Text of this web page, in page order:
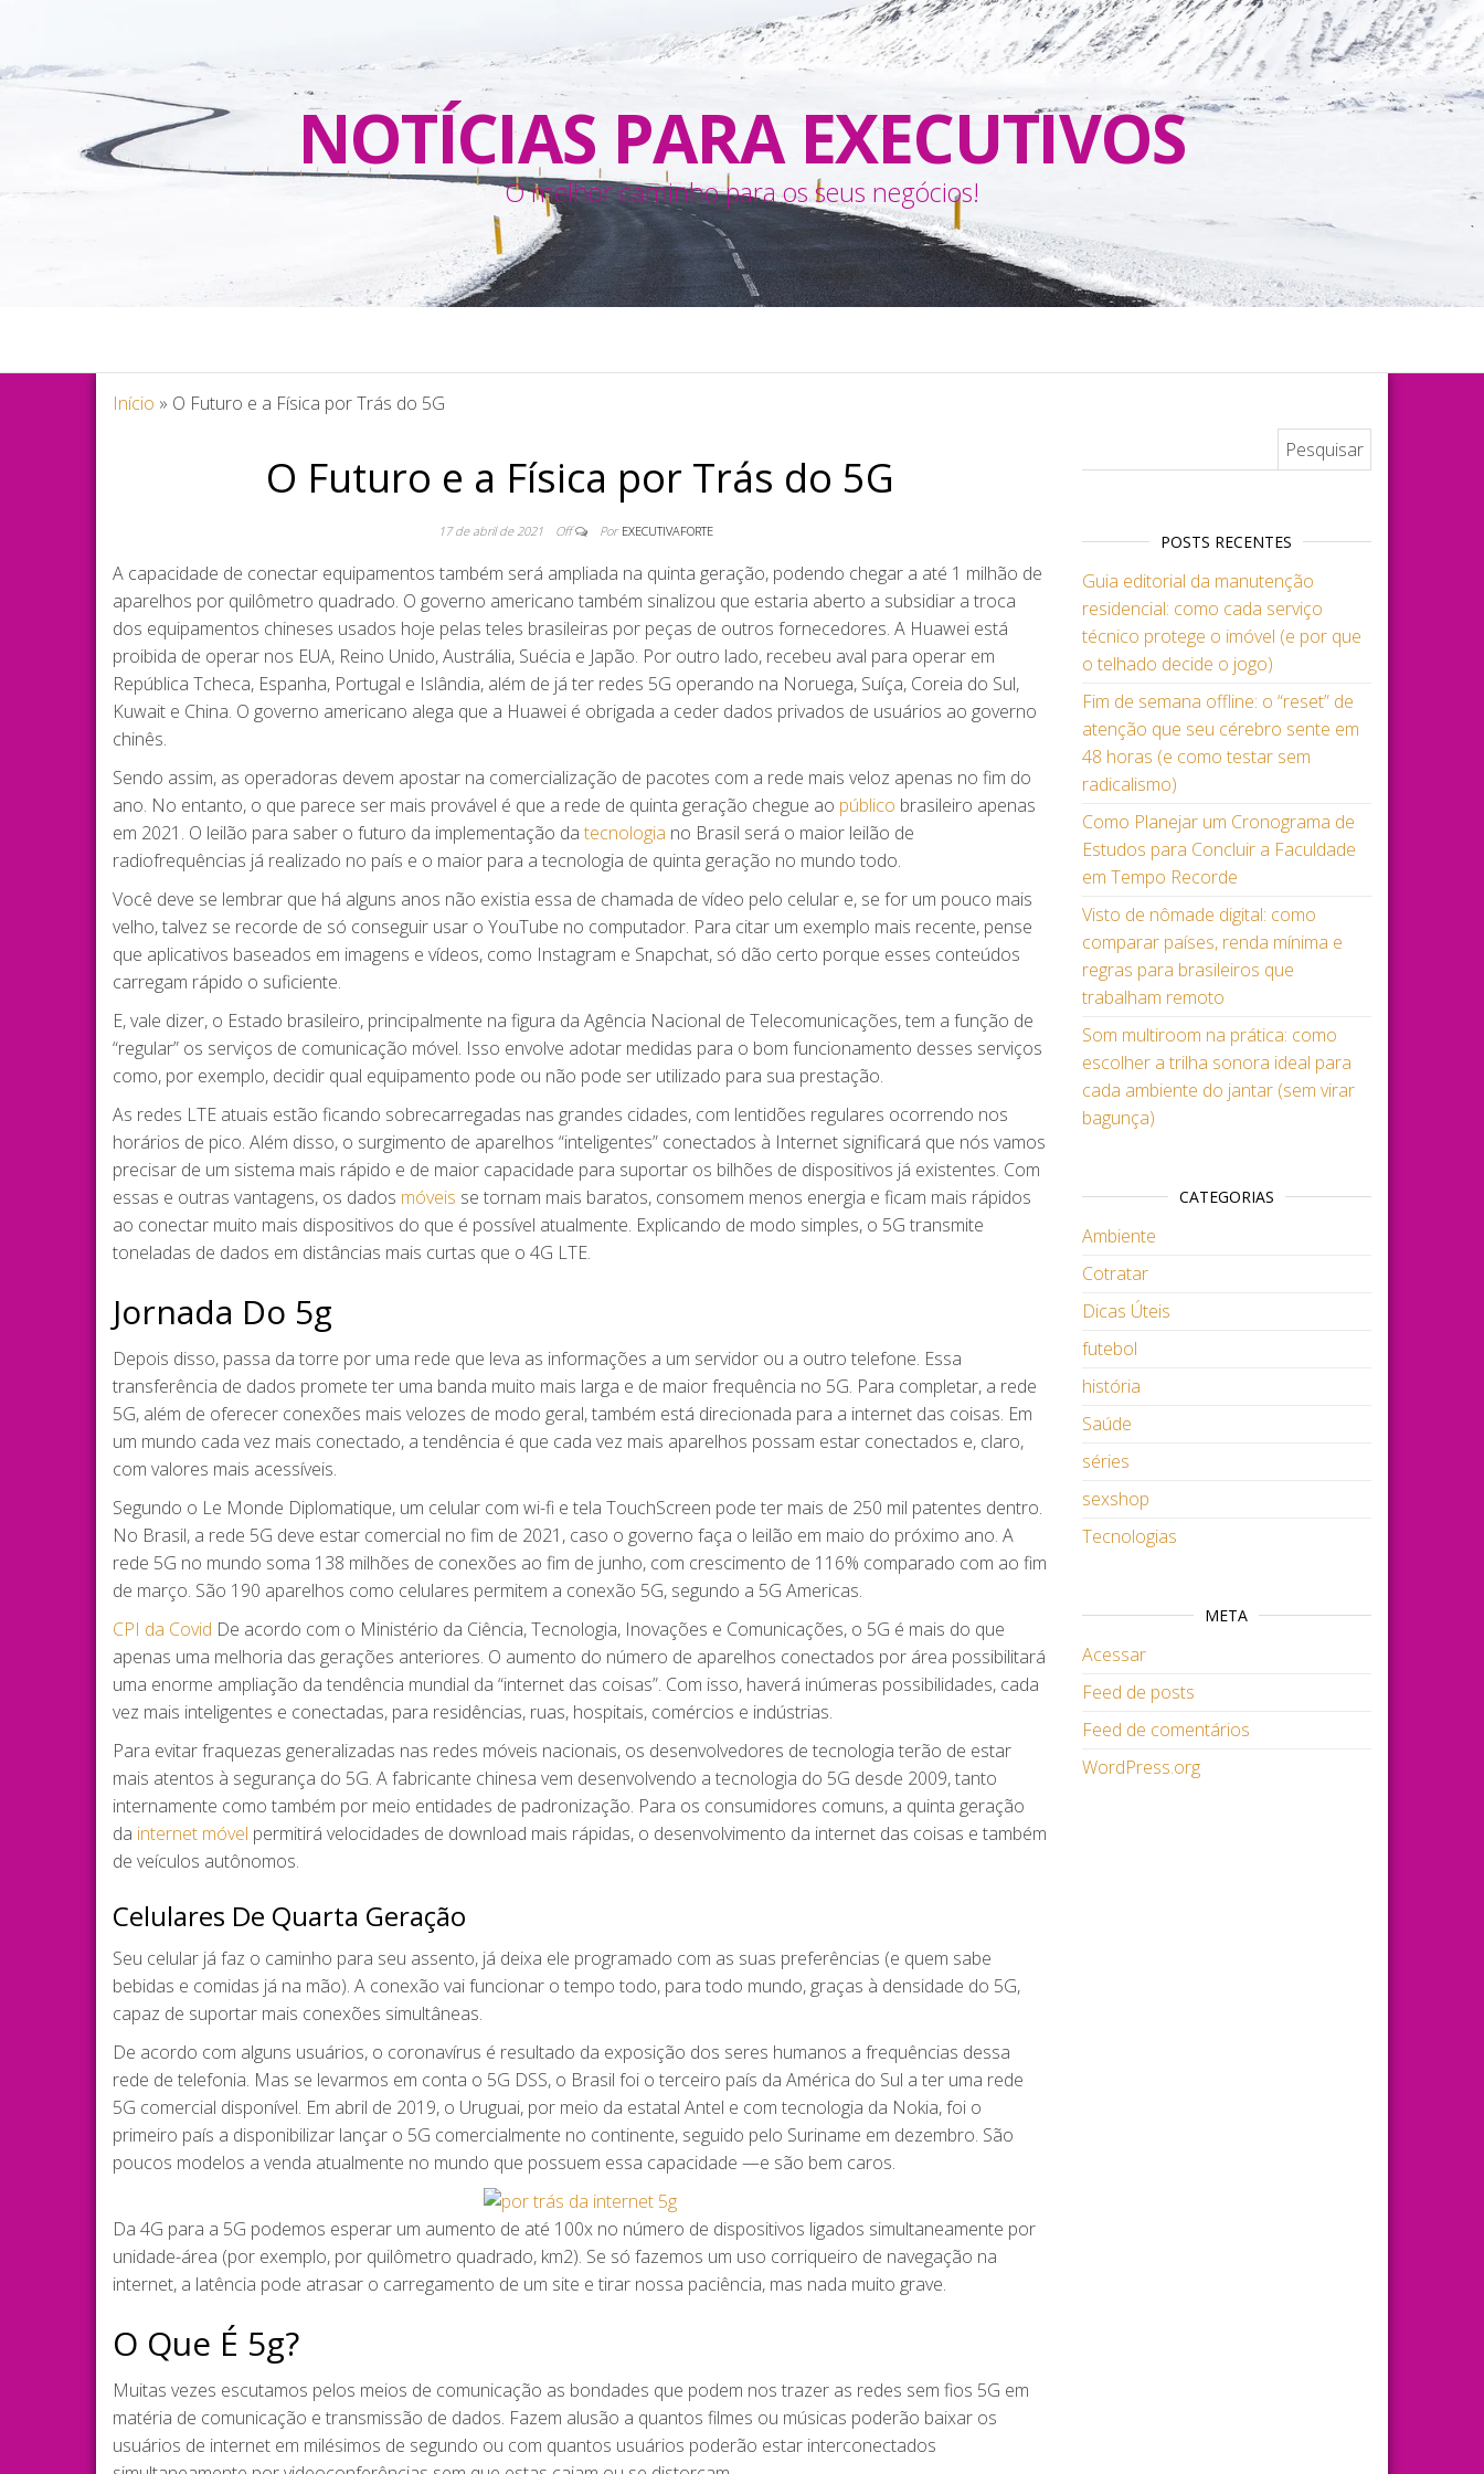
NOTÍCIAS PARA EXECUTIVOS
O melhor caminho para os seus negócios!
Início » O Futuro e a Física por Trás do 5G
O Futuro e a Física por Trás do 5G
17 de abril de 2021 Off Por EXECUTIVAFORTE
A capacidade de conectar equipamentos também será ampliada na quinta geração, podendo chegar a até 1 milhão de
aparelhos por quilômetro quadrado. O governo americano também sinalizou que estaria aberto a subsidiar a troca
dos equipamentos chineses usados hoje pelas teles brasileiras por peças de outros fornecedores. A Huawei está
proibida de operar nos EUA, Reino Unido, Austrália, Suécia e Japão. Por outro lado, recebeu aval para operar em
República Tcheca, Espanha, Portugal e Islândia, além de já ter redes 5G operando na Noruega, Suíça, Coreia do Sul,
Kuwait e China. O governo americano alega que a Huawei é obrigada a ceder dados privados de usuários ao governo
chinês.
Sendo assim, as operadoras devem apostar na comercialização de pacotes com a rede mais veloz apenas no fim do
ano. No entanto, o que parece ser mais provável é que a rede de quinta geração chegue ao público brasileiro apenas
em 2021. O leilão para saber o futuro da implementação da tecnologia no Brasil será o maior leilão de
radiofrequências já realizado no país e o maior para a tecnologia de quinta geração no mundo todo.
Você deve se lembrar que há alguns anos não existia essa de chamada de vídeo pelo celular e, se for um pouco mais
velho, talvez se recorde de só conseguir usar o YouTube no computador. Para citar um exemplo mais recente, pense
que aplicativos baseados em imagens e vídeos, como Instagram e Snapchat, só dão certo porque esses conteúdos
carregam rápido o suficiente.
E, vale dizer, o Estado brasileiro, principalmente na figura da Agência Nacional de Telecomunicações, tem a função de
“regular” os serviços de comunicação móvel. Isso envolve adotar medidas para o bom funcionamento desses serviços
como, por exemplo, decidir qual equipamento pode ou não pode ser utilizado para sua prestação.
As redes LTE atuais estão ficando sobrecarregadas nas grandes cidades, com lentidões regulares ocorrendo nos
horários de pico. Além disso, o surgimento de aparelhos “inteligentes” conectados à Internet significará que nós vamos
precisar de um sistema mais rápido e de maior capacidade para suportar os bilhões de dispositivos já existentes. Com
essas e outras vantagens, os dados móveis se tornam mais baratos, consomem menos energia e ficam mais rápidos
ao conectar muito mais dispositivos do que é possível atualmente. Explicando de modo simples, o 5G transmite
toneladas de dados em distâncias mais curtas que o 4G LTE.
Jornada Do 5g
Depois disso, passa da torre por uma rede que leva as informações a um servidor ou a outro telefone. Essa
transferência de dados promete ter uma banda muito mais larga e de maior frequência no 5G. Para completar, a rede
5G, além de oferecer conexões mais velozes de modo geral, também está direcionada para a internet das coisas. Em
um mundo cada vez mais conectado, a tendência é que cada vez mais aparelhos possam estar conectados e, claro,
com valores mais acessíveis.
Segundo o Le Monde Diplomatique, um celular com wi-fi e tela TouchScreen pode ter mais de 250 mil patentes dentro.
No Brasil, a rede 5G deve estar comercial no fim de 2021, caso o governo faça o leilão em maio do próximo ano. A
rede 5G no mundo soma 138 milhões de conexões ao fim de junho, com crescimento de 116% comparado com ao fim
de março. São 190 aparelhos como celulares permitem a conexão 5G, segundo a 5G Americas.
CPI da Covid De acordo com o Ministério da Ciência, Tecnologia, Inovações e Comunicações, o 5G é mais do que
apenas uma melhoria das gerações anteriores. O aumento do número de aparelhos conectados por área possibilitará
uma enorme ampliação da tendência mundial da “internet das coisas”. Com isso, haverá inúmeras possibilidades, cada
vez mais inteligentes e conectadas, para residências, ruas, hospitais, comércios e indústrias.
Para evitar fraquezas generalizadas nas redes móveis nacionais, os desenvolvedores de tecnologia terão de estar
mais atentos à segurança do 5G. A fabricante chinesa vem desenvolvendo a tecnologia do 5G desde 2009, tanto
internamente como também por meio entidades de padronização. Para os consumidores comuns, a quinta geração
da internet móvel permitirá velocidades de download mais rápidas, o desenvolvimento da internet das coisas e também
de veículos autônomos.
Celulares De Quarta Geração
Seu celular já faz o caminho para seu assento, já deixa ele programado com as suas preferências (e quem sabe
bebidas e comidas já na mão). A conexão vai funcionar o tempo todo, para todo mundo, graças à densidade do 5G,
capaz de suportar mais conexões simultâneas.
De acordo com alguns usuários, o coronavírus é resultado da exposição dos seres humanos a frequências dessa
rede de telefonia. Mas se levarmos em conta o 5G DSS, o Brasil foi o terceiro país da América do Sul a ter uma rede
5G comercial disponível. Em abril de 2019, o Uruguai, por meio da estatal Antel e com tecnologia da Nokia, foi o
primeiro país a disponibilizar lançar o 5G comercialmente no continente, seguido pelo Suriname em dezembro. São
poucos modelos a venda atualmente no mundo que possuem essa capacidade —e são bem caros.
Da 4G para a 5G podemos esperar um aumento de até 100x no número de dispositivos ligados simultaneamente por
unidade-área (por exemplo, por quilômetro quadrado, km2). Se só fazemos um uso corriqueiro de navegação na
internet, a latência pode atrasar o carregamento de um site e tirar nossa paciência, mas nada muito grave.
O Que É 5g?
Muitas vezes escutamos pelos meios de comunicação as bondades que podem nos trazer as redes sem fios 5G em
matéria de comunicação e transmissão de dados. Fazem alusão a quantos filmes ou músicas poderão baixar os
usuários de internet em milésimos de segundo ou com quantos usuários poderão estar interconectados
POSTS RECENTES
Guia editorial da manutenção
residencial: como cada serviço
técnico protege o imóvel (e por que
o telhado decide o jogo)
Fim de semana offline: o “reset” de
atenção que seu cérebro sente em
48 horas (e como testar sem
radicalismo)
Como Planejar um Cronograma de
Estudos para Concluir a Faculdade
em Tempo Recorde
Visto de nômade digital: como
comparar países, renda mínima e
regras para brasileiros que
trabalham remoto
Som multiroom na prática: como
escolher a trilha sonora ideal para
cada ambiente do jantar (sem virar
bagunça)
CATEGORIAS
Ambiente
Cotratar
Dicas Úteis
futebol
história
Saúde
séries
sexshop
Tecnologias
META
Acessar
Feed de posts
Feed de comentários
WordPress.org